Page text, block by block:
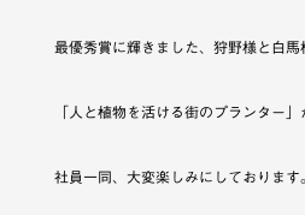
最優秀賞に輝きました、狩野様と白馬
「人と植物を活ける街のプランター」
社員一同、大変楽しみにしております